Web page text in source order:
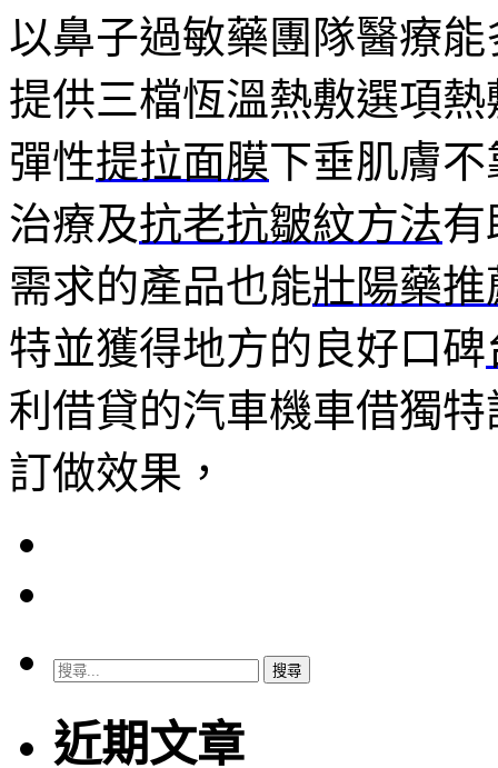
以鼻子過敏藥團隊醫療
提供三檔恆溫熱敷選項
彈性提拉面膜下垂肌膚
治療及抗老抗皺紋方法有
需求的產品也能壯陽藥推
特並獲得地方的良好口碑
利借貸的汽車機車借獨
訂做效果，
搜
關
鍵
近期文章